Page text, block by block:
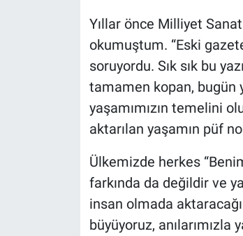
Yıllar önce Milliyet Sanat
okumuştum. “Eski
soruyordu. Sık sık bu
tamamen kopan, bugün
yaşamımızın temelini
aktarılan yaşamın püf
Ülkemizde herkes
farkında da değildir ve
insan olmada
büyüyoruz, anılarımızla